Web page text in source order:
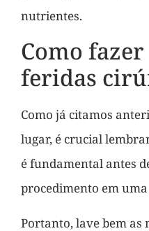
nutrientes.
Como
feridas
Como já citamos
lugar, é crucial
é fundamental antes
procedimento em
Portanto, lave bem as